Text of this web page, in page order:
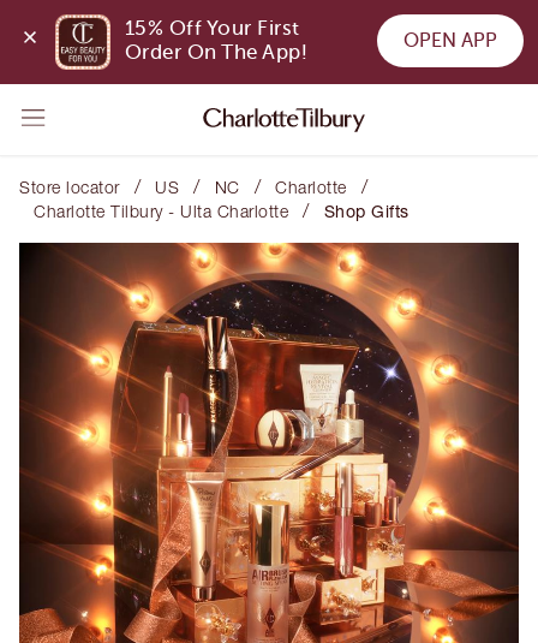
15% Off Your First
Order On The App!
OPEN APP
Store locator / US / NC / Charlotte /
Charlotte Tilbury - Ulta Charlotte / Shop Gifts